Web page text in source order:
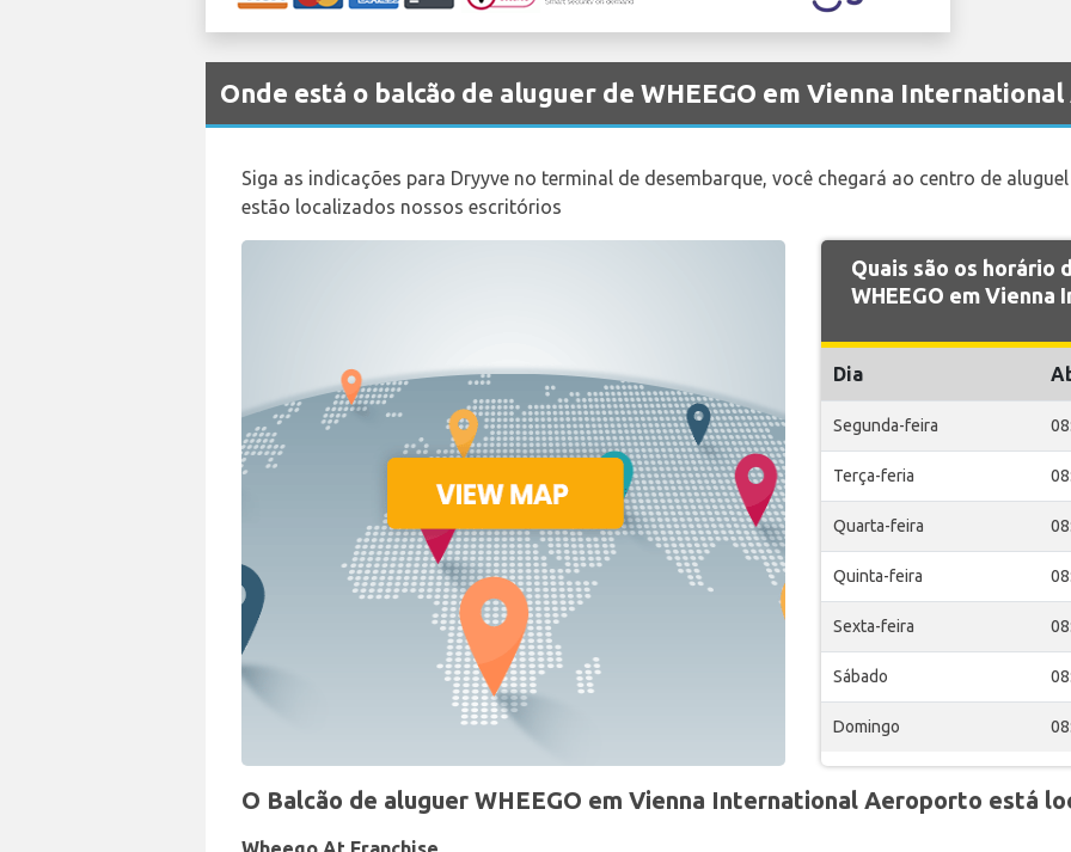
Onde está o balcão de aluguer de WHEEGO em Vienna
Siga as indicações para Dryyve no terminal de desembarque, você chegará ao centro de
estão localizados nossos escritórios
Quais são os horário
WHEEGO em
Dia
Segunda-feira
Terça-feria
Quarta-feira
Quinta-feira
Sexta-feira
Sábado
Domingo
O Balcão de aluguer WHEEGO em Vienna International Aeroporto está